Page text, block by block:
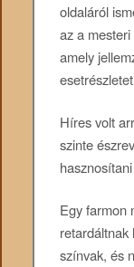
oldaláról
az a
amely
Híres volt
szinte
Egy farmon
retardáltnak
színvak, és